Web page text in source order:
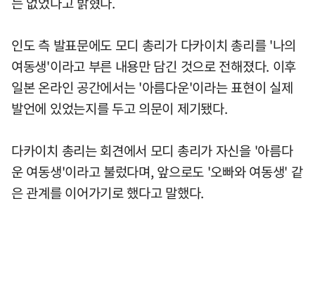
인도 측 발표문에도 모디 총리가 다카이치 총리를 '나의
여동생'이라고 부른 내용만 담긴 것으로 전해졌다. 이후
일본 온라인 공간에서는 '아름다운'이라는 표현이 실제
발언에 있었는지를 두고 의문이 제기됐다.
다카이치 총리는 회견에서 모디 총리가 자신을 '아름다
운 여동생'이라고 불렀다며, 앞으로도 '오빠와 여동생' 같
은 관계를 이어가기로 했다고 말했다.